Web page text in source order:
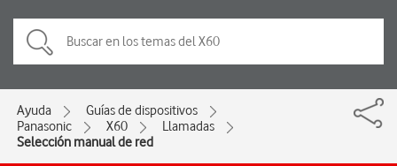
Ayuda
Guías de dispositivos
Panasonic
X60
Llamadas
Selección manual de red